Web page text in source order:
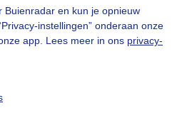
Buienradar en kun je opnieuw
instellingen” onderaan onze
app. Lees meer in ons privacy-